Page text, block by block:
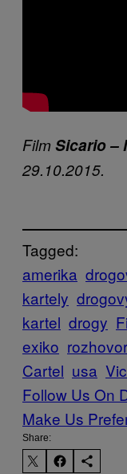
FilmSicario –
29.10.2015.
Tagged:
amerika
kartely
kartel drogy
exiko rozhovor
Cartel usa
Follow Us On
Make Us
Share: